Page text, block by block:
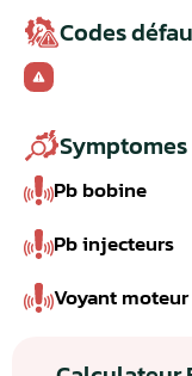
Codes
Symptomes
Pb bobine
Pb injecteurs
Voyant